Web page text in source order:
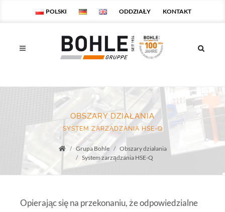
POLSKI ODDZIAŁY KONTAKT
OBSZARY DZIAŁANIA
SYSTEM ZARZĄDZANIA HSE-Q
Startseite
Grupa Bohle
Obszary działania
System zarządzania HSE-Q
Opierając się na przekonaniu, że odpowiedzialne